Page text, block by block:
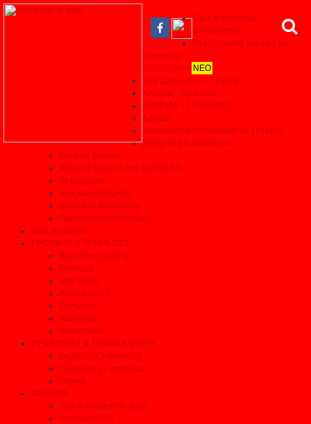
Τιμές Καινούριων
αυτοκινήτων
Τιμές Leasing για όλες τις
κατηγορίες
αυτοκινήτων ΝΕΟ
Test Συνεργείων - Το θαύμα!
Απόψεις - Αναλύσεις
ΔΟΚΙΜΕΣ - ΣΥΓΚΡΙΤΙΚΑ
Δοκιμές
Αποκαλυπτικά Συγκριτικά σε 11 τομείς
Συγκριτικά αυτοκινήτων
Μεγάλες δοκιμές
Αρθρα & Ερευνες της AUTOBILD
Τα καλύτερα
Αγοραστικά θέματα
Ηλεκτρικά αυτοκίνητα
Παρουσιάσεις Μοντέλων
Όλες οι ειδήσεις
ΠΡΟΙΟΝΤΑ & ΥΠΗΡΕΣΙΕΣ
Βρες Επαγγελματία
Ελαστικά
After sales
Ανταλλακτικά
Συνεργεία
Αξεσουάρ
Φανοποιεία
ΣΥΜΒΟΥΛΕΣ & ΤΕΧΝΙΚΑ ΑΡΘΡΑ
Συμβουλές οικονομίας
Οδηγείστε με ασφάλεια
Τεχνικά
ΧΡΗΣΙΜΑ
Τέλη κυκλοφορίας 2026
Τεκμήρια 2026